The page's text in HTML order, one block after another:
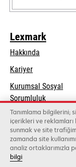
Lexmark
Hakkında
Kariyer
Kurumsal Sosyal
Sorumlulukopens
in
a
new
tab
Sürdürülebilirlik
Tanımlama bilgilerini;
içerikleri ve
sunmak ve site
zamanda site
analiz ortaklarımızla
bilgi